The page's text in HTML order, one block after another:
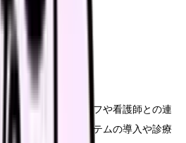
説します。
、医療事務スタッフや看護師との連
、電子カルテシステムの導入や診療